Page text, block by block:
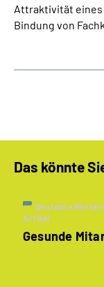
Attraktivität
Bindung von
Das könnte
Deutsche
Artikel
Gesunde